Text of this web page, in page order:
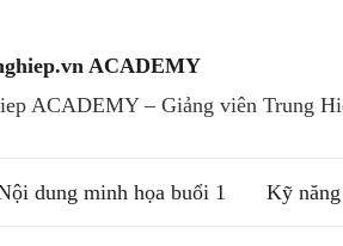
ACADEMY
ACADEMY – Giảng viên Trung
dung minh họa buổi 1 Kỹ